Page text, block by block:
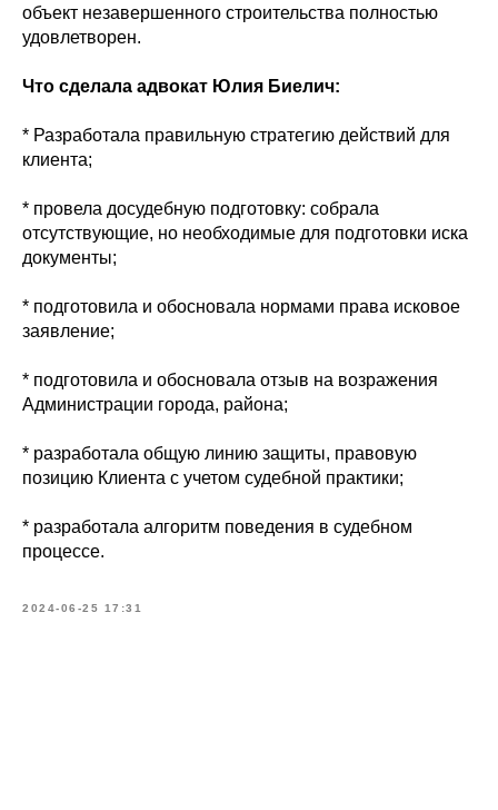
объект незавершенного строительства полностью
удовлетворен.
Что сделала адвокат Юлия Биелич:
* Разработала правильную стратегию действий для
клиента;
* провела досудебную подготовку: собрала
отсутствующие, но необходимые для подготовки иска
документы;
* подготовила и обосновала нормами права исковое
заявление;
* подготовила и обосновала отзыв на возражения
Администрации города, района;
* разработала общую линию защиты, правовую
позицию Клиента с учетом судебной практики;
* разработала алгоритм поведения в судебном
процессе.
2024-06-25 17:31